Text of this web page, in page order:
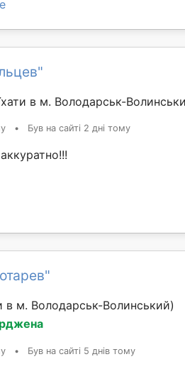
в м. Володарськ-
• Був на сайті 2 дні тому
в м. Володарськ-Волинський)
• Був на сайті 5 днів тому